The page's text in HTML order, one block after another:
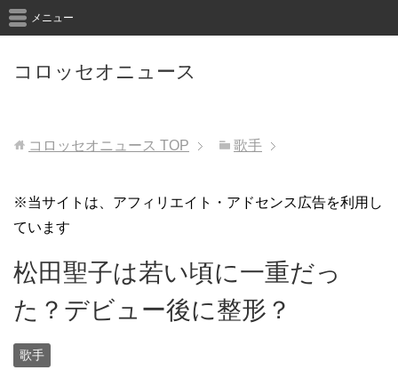
コロッセオニュース
メニュー
コロッセオニュース TOP 歌手
※当サイトは、アフィリエイト・アドセンス広告を利用し
ています
松田聖子は若い頃に一重だっ
た？デビュー後に整形？
歌手